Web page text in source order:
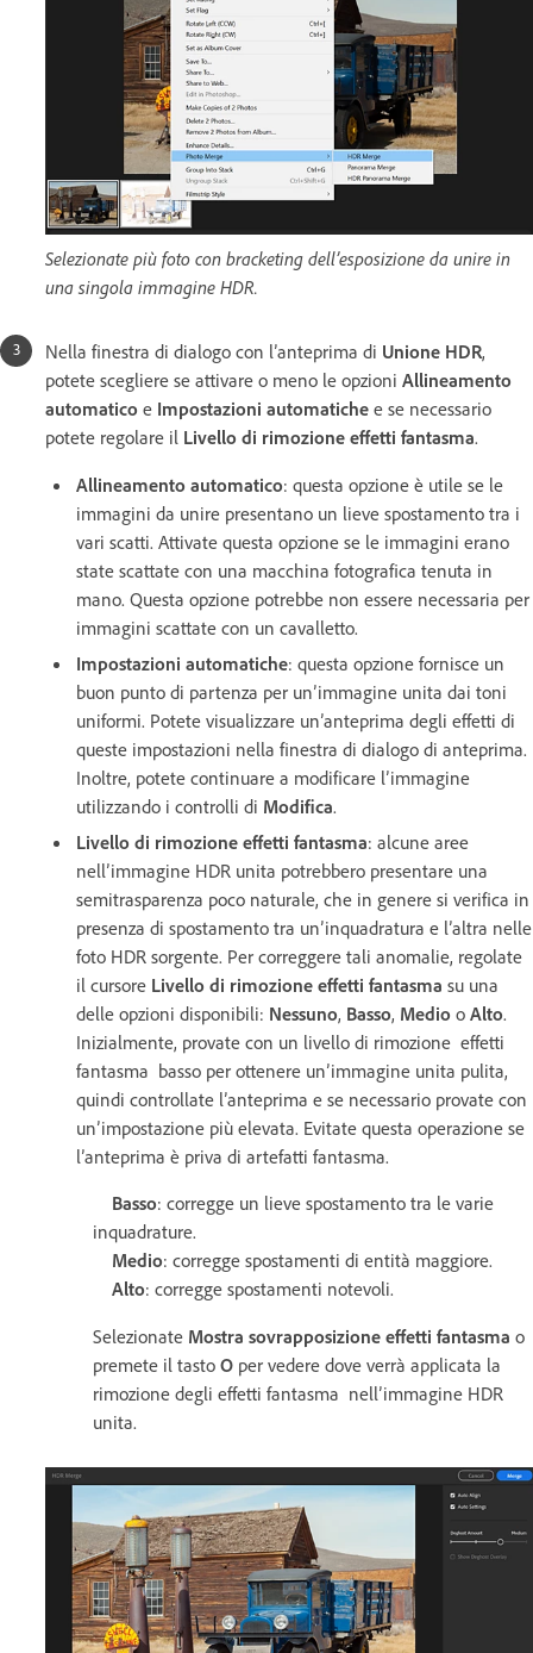
Selezionate più foto con bracketing dell’esposizione da unire in
una singola immagine HDR.
Nella finestra di dialogo con l’anteprima di Unione HDR,
potete scegliere se attivare o meno le opzioni Allineamento
automatico e Impostazioni automatiche e se necessario
potete regolare il Livello di rimozione effetti fantasma.
Allineamento automatico: questa opzione è utile se le
immagini da unire presentano un lieve spostamento tra i
vari scatti. Attivate questa opzione se le immagini erano
state scattate con una macchina fotografica tenuta in
mano. Questa opzione potrebbe non essere necessaria per
immagini scattate con un cavalletto.
Impostazioni automatiche: questa opzione fornisce un
buon punto di partenza per un’immagine unita dai toni
uniformi. Potete visualizzare un’anteprima degli effetti di
queste impostazioni nella finestra di dialogo di anteprima.
Inoltre, potete continuare a modificare l’immagine
utilizzando i controlli di Modifica.
Livello di rimozione effetti fantasma: alcune aree
nell’immagine HDR unita potrebbero presentare una
semitrasparenza poco naturale, che in genere si verifica in
presenza di spostamento tra un’inquadratura e l’altra nelle
foto HDR sorgente. Per correggere tali anomalie, regolate
il cursore Livello di rimozione effetti fantasma su una
delle opzioni disponibili: Nessuno, Basso, Medio o Alto.
Inizialmente, provate con un livello di rimozione effetti
fantasma basso per ottenere un’immagine unita pulita,
quindi controllate l’anteprima e se necessario provate con
un’impostazione più elevata. Evitate questa operazione se
l’anteprima è priva di artefatti fantasma.
Basso: corregge un lieve spostamento tra le varie
inquadrature.
Medio: corregge spostamenti di entità maggiore.
Alto: corregge spostamenti notevoli.
Selezionate Mostra sovrapposizione effetti fantasma o
premete il tasto O per vedere dove verrà applicata la
rimozione degli effetti fantasma nell’immagine HDR
unita.